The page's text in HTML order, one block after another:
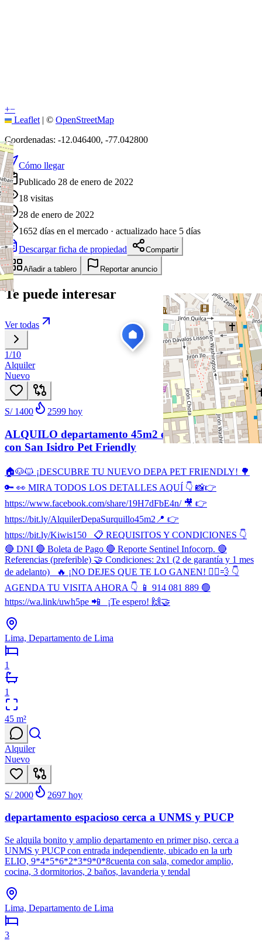
+−
Leaflet | © OpenStreetMap
Coordenadas: -12.046400, -77.042800
Cómo llegar
Publicado 28 de enero de 2022
18 visitas
28 de enero de 2022
1652 días en el mercado · actualizado hace 5 días
Descargar ficha de propiedad
Compartir
Añadir a tablero Reportar anuncio
Te puede interesar
Ver todas
1/10
Alquiler
Nuevo
S/ 1400 2599 hoy
ALQUILO departamento 45m2 en Surquillo Limite
con San Isidro Pet Friendly
🏠🐶🐱 ¡DESCUBRE TU NUEVO DEPA PET FRIENDLY! 🌳
🔑 👀 MIRA TODOS LOS DETALLES AQUÍ 👇 📸👉
https://www.facebook.com/share/19H7dFbE4n/ 🎥 👉
https://bit.ly/AlquilerDepaSurquillo45m2 ​📍 👉
https://bit.ly/Kiwis150 📋 REQUISITOS Y CONDICIONES 👇
🔴 DNI 🔴 Boleta de Pago 🔴 Reporte Sentinel Infocorp. 🔴
Referencias (preferible) 🤝 Condiciones: 2x1 (2 de garantía y 1 mes
de adelanto) 🔥 ¡NO DEJES QUE TE LO GANEN! 🏃‍♂️💨 👇
AGENDA TU VISITA AHORA 👇 📱 914 081 889 🟢
https://wa.link/uwh5pe 📲 ¡Te espero! 🙌🤝
Lima, Departamento de Lima
1
1
45 m²
Alquiler
Nuevo
S/ 2000 2697 hoy
departamento espacioso cerca a UNMS y PUCP
Se alquila bonito y amplio departamento en primer piso, cerca a
UNMS y PUCP con entrada independiente, ubicado en la urb
ELIO, 9*4*5*6*2*3*9*0*8cuenta con sala, comedor amplio,
cocina, 3 dormitorios, 2 baños, lavanderia y tendal
Lima, Departamento de Lima
3